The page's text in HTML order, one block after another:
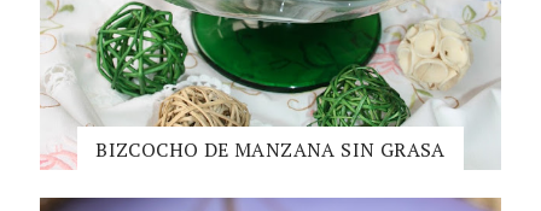
BIZCOCHO DE MANZANA SIN GRASA